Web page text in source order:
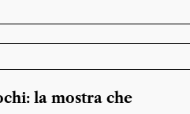
la mostra che